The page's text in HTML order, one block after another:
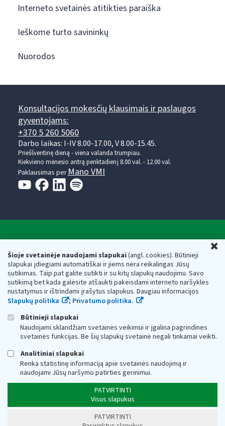
Šioje svetainėje naudojami slapukai(angl. cookies). Būtinieji
slapukai įdiegiami automatiškai ir jiems nėra reikalingas Jūsų
sutikimas. Taip pat galite sutikti ir su kitų slapukų naudojimu. Savo
sutikimą bet kada galėsite atšaukti pakeisdami interneto naršyklės
nustatymus ir ištrindami įrašytus slapukus. Daugiau informacijos
Slapukų politika
; Privatumo politika.
Būtinieji slapukai
Naudojami sklandžiam svetainės veikimui ir įgalina pagrindines
svetainės funkcijas. Be šių slapukų svetainė negali tinkamai veikti.
Analitiniai slapukai
Renka statistinę informaciją apie svetainės naudojimą ir
naudojami Jūsų naršymo patirties gerinimui.
PATVIRTINTI
Visus slapukus
PATVIRTINTI
Interneto svetainės atitikties paraiška
Ieškome turto savininkų
Nuorodos
Konsultacijos mokesčių klausimais ir paslaugos
gyventojams:
+370 5 260 5060
Darbo laikas: I-IV 8.00-17.00, V 8.00-15.45.
Prieššventinę dieną - viena valanda trumpiau.
Kiekvieno mėnesio antrą penktadienį 8.00 val. - 12.00 val.
Paklausimas per Mano VMI
Respublikos finansų ministerijos
Biudžetinė įstaiga. Juridinio asmens kodas — 188659752,
adresas: Vasario 16-osios g. 14, 01107 Vilnius, Lietuva, el.paštas:
vmi@vmi.lt, E. pristatymo dėžutės adresas 188659752
Duomenys apie Valstybinę mokesčių inspekciją prie Lietuvos
Respublikos finansų ministerijos kaupiami ir saugomi Juridinių